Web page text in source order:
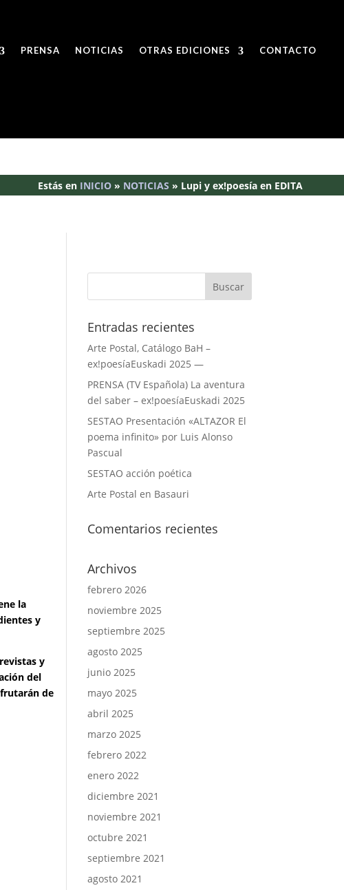
PRENSA NOTICIAS OTRAS EDICIONES CONTACTO
Estás en INICIO » NOTICIAS » Lupi y ex!poesía en EDITA
la
y
y
del
de
Entradas recientes
Arte Postal, Catálogo BaH –
ex!poesíaEuskadi 2025 —
PRENSA (TV Española) La aventura
del saber – ex!poesíaEuskadi 2025
SESTAO Presentación «ALTAZOR El
poema infinito» por Luis Alonso
Pascual
SESTAO acción poética
Arte Postal en Basauri
Comentarios recientes
Archivos
febrero 2026
noviembre 2025
septiembre 2025
agosto 2025
junio 2025
mayo 2025
abril 2025
marzo 2025
febrero 2022
enero 2022
diciembre 2021
noviembre 2021
octubre 2021
septiembre 2021
agosto 2021